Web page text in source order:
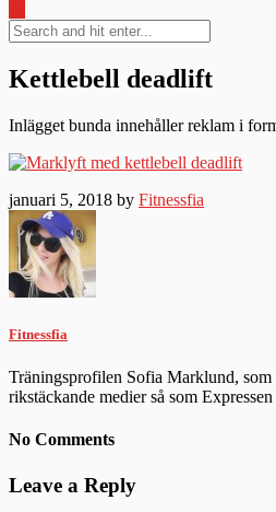
Kettlebell deadlift
Inlägget bunda innehåller reklam i
januari 5, 2018 by Fitnessfia
Fitnessfia
Träningsprofilen Sofia Marklund, som
rikstäckande medier så som
No Comments
Leave a Reply